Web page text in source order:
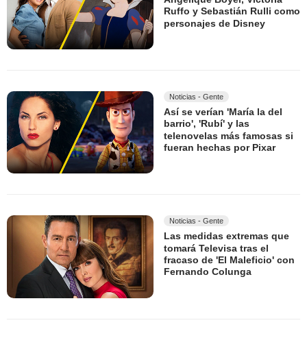
Ruffo y Sebastián Rulli como
personajes de Disney
Noticias - Gente
Así se verían 'María la del
barrio', 'Rubí' y las
telenovelas más famosas si
fueran hechas por Pixar
Noticias - Gente
Las medidas extremas que
tomará Televisa tras el
fracaso de 'El Maleficio' con
Fernando Colunga